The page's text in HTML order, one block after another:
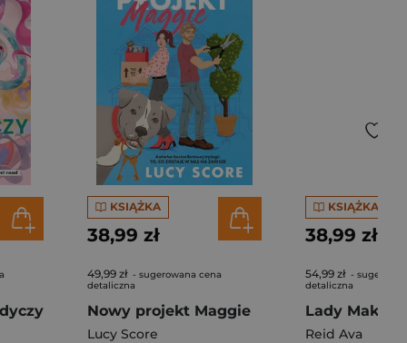
KSIĄŻKA
38,99 zł
49,99 zł - sugerowana cena
detaliczna
Nowy projekt Maggie
Lucy Score
KSIĄŻKA
38,99 zł
54,99 zł -
detaliczna
Lady Makbet
Reid Ava